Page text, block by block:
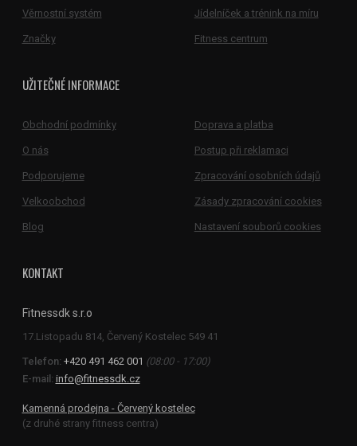
Věrnostní systém Jídelníček a trénink na míru
Značky Fitness centrum
UŽITEČNÉ INFORMACE
Obchodní podmínky Doprava a platba
O nás Postup při reklamaci
Podporujeme Zpracování osobních údajů
Velkoobchod Zásady zpracování cookies
Blog Nastavení souborů cookies
KONTAKT
Fitnessdk s.r.o
Telefon: +420 491 462 001 (08:00 - 17:00)
E-mail: info@fitnessdk.cz
Kamenná prodejna - Červený kostelec
(z druhé strany fitness centra)